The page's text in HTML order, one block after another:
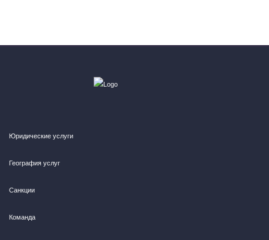
Юридические услуги
География услуг
Санкции
Команда